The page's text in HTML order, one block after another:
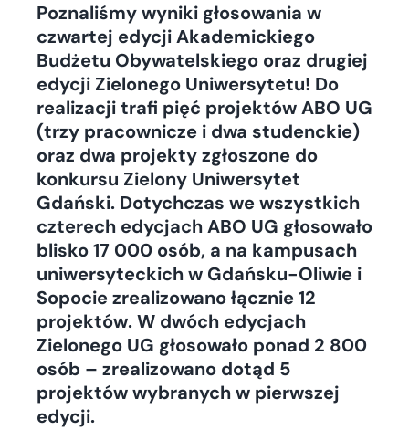
Poznaliśmy wyniki głosowania w
czwartej edycji Akademickiego
Budżetu Obywatelskiego oraz drugiej
edycji Zielonego Uniwersytetu! Do
realizacji trafi pięć projektów ABO UG
(trzy pracownicze i dwa studenckie)
oraz dwa projekty zgłoszone do
konkursu Zielony Uniwersytet
Gdański. Dotychczas we wszystkich
czterech edycjach ABO UG głosowało
blisko 17 000 osób, a na kampusach
uniwersyteckich w Gdańsku-Oliwie i
Sopocie zrealizowano łącznie 12
projektów. W dwóch edycjach
Zielonego UG głosowało ponad 2 800
osób – zrealizowano dotąd 5
projektów wybranych w pierwszej
edycji.